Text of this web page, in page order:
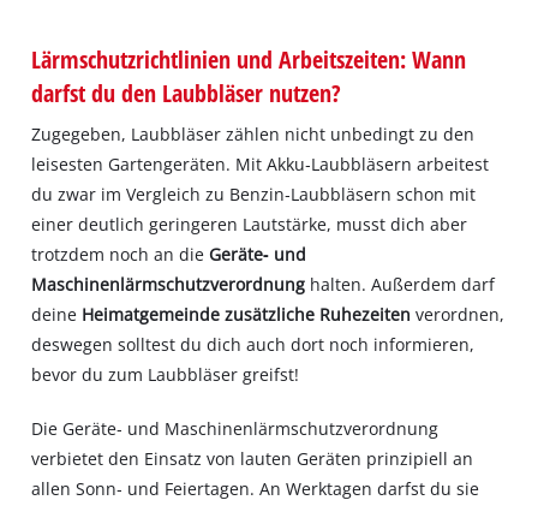
Lärmschutzrichtlinien und Arbeitszeiten: Wann
darfst du den Laubbläser nutzen?
Zugegeben, Laubbläser zählen nicht unbedingt zu den
leisesten Gartengeräten. Mit Akku‐Laubbläsern arbeitest
du zwar im Vergleich zu Benzin‐Laubbläsern schon mit
einer deutlich geringeren Lautstärke, musst dich aber
trotzdem noch an dieGeräte‐ und
Maschinenlärmschutzverordnung halten. Außerdem darf
deine Heimatgemeinde zusätzliche Ruhezeiten verordnen,
deswegen solltest du dich auch dort noch informieren,
bevor du zum Laubbläser greifst!
Die Geräte‐ und Maschinenlärmschutzverordnung
verbietet den Einsatz von lauten Geräten prinzipiell an
allen Sonn‐ und Feiertagen. An Werktagen darfst du sie